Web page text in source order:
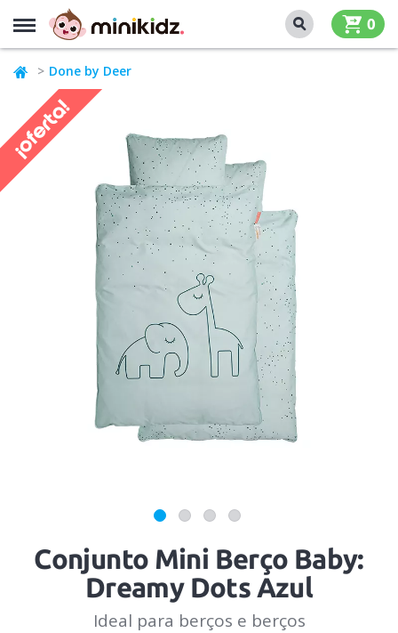
MENU
0
Done by Deer
Conjunto Mini Berço Baby:
Dreamy Dots Azul
Ideal para berços e berços